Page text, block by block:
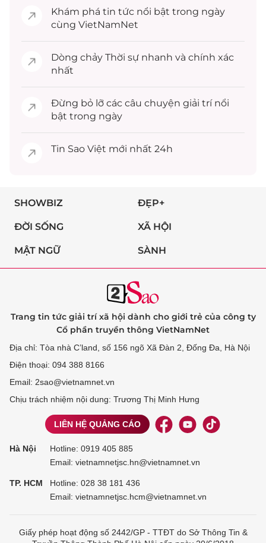
Khám phá tin tức nổi bật trong ngày
cùng VietNamNet
Dòng chảy Thời sự nhanh và chính xác
nhất
Đừng bỏ lỡ các câu chuyện giải trínổi
bật trong ngày
Tin Sao Việt mới nhất 24h
SHOWBIZ ĐẸP+
ĐỜI SỐNG XÃ HỘI
MẬT NGỮ SÀNH
Trang tin tức giải trí xã hội dành cho giới trẻ của công ty
Cổ phần truyền thông VietNamNet
Địa chỉ: Tòa nhà C’land, số 156 ngõ Xã Đàn 2, Đống Đa, Hà Nội
Điện thoại: 094 388 8166
Email: 2sao@vietnamnet.vn
Chịu trách nhiệm nội dung: Trương Thị Minh Hưng
LIÊN HỆ QUẢNG CÁO
Hà Nội Hotline: 0919 405 885
Email: vietnamnetjsc.hn@vietnamnet.vn
TP. HCM Hotline: 028 38 181 436
Email: vietnamnetjsc.hcm@vietnamnet.vn
Giấy phép hoạt động số 2442/GP - TTĐT do Sở Thông Tin &